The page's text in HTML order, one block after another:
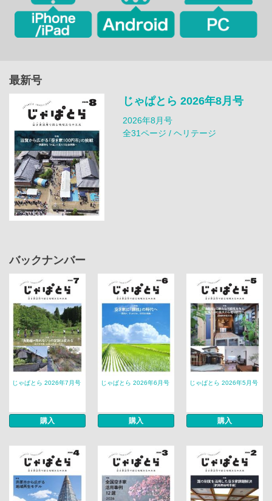
最新号
じゃぱとら 2026年8月号
2026年8月号
全31ページ / ヘリテージ
バックナンバー
じゃぱとら 2026年7月号
購入
じゃぱとら 2026年6月号
購入
じゃぱとら 2026年5月号
購入